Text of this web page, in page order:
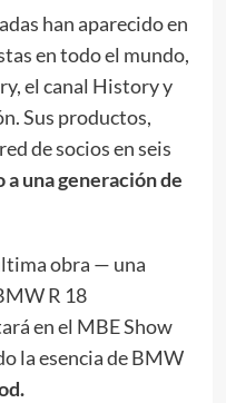
han aparecido en
en todo el mundo,
el canal History y
Sus productos,
de socios en seis
una generación de
obra — una
R 18
en el MBE Show
la esencia de BMW